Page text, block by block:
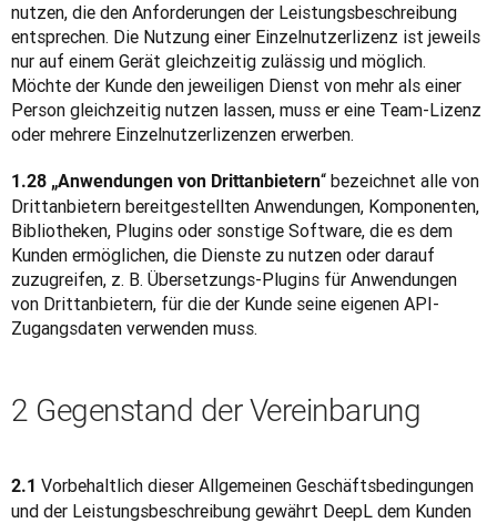
nutzen, die den Anforderungen der Leistungsbeschreibung
entsprechen. Die Nutzung einer Einzelnutzerlizenz ist jeweils
nur auf einem Gerät gleichzeitig zulässig und möglich.
Möchte der Kunde den jeweiligen Dienst von mehr als einer
Person gleichzeitig nutzen lassen, muss er eine Team-Lizenz
oder mehrere Einzelnutzerlizenzen erwerben.
1.28 „Anwendungen von Drittanbietern“ bezeichnet alle von
Drittanbietern bereitgestellten Anwendungen, Komponenten,
Bibliotheken, Plugins oder sonstige Software, die es dem
Kunden ermöglichen, die Dienste zu nutzen oder darauf
zuzugreifen, z. B. Übersetzungs-Plugins für Anwendungen
von Drittanbietern, für die der Kunde seine eigenen API-
Zugangsdaten verwenden muss.
2 Gegenstand der Vereinbarung
2.1 Vorbehaltlich dieser Allgemeinen Geschäftsbedingungen
und der Leistungsbeschreibung gewährt DeepL dem Kunden